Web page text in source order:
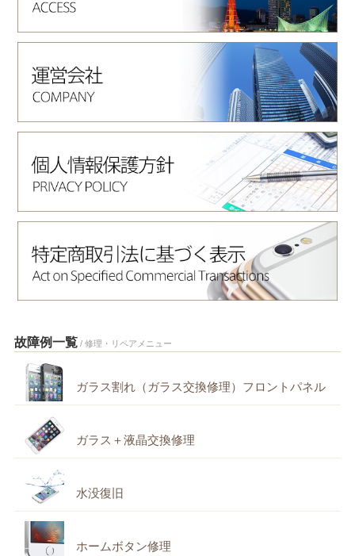
故障例一覧/ 修理・リペアメニュー
ガラス割れ（ガラス交換修理）フロントパネル
ガラス＋液晶交換修理
水没復旧
ホームボタン修理